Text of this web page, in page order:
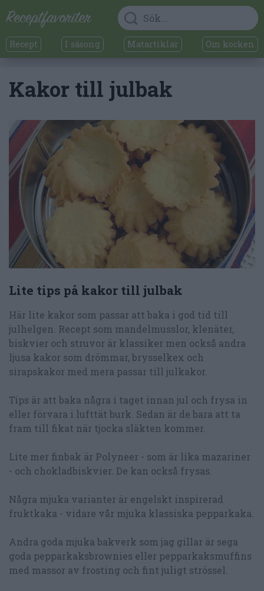
Recept I säsong Matartiklar Om kocken
Kakor till julbak
Lite tips på kakor till julbak
Här lite kakor som passar att baka i god tid till
julhelgen. Recept som mandelmusslor, klenäter,
biskvier och struvor är klassiker men också andra
ljusa kakor som drömmar, brysselkex och
sirapskakor med mera passar till julkakor.
Tips är att baka några i taget innan jul och frysa in
eller förvara i lufttät burk. Sedan är de bara att ta
fram till fikat när tjocka släkten kommer.
Lite mer finbak är Polyneer - som är lika mazariner
- och chokladbiskvier. De kan också frysas.
Några mjuka varianter är engelskt inspirerad
fruktkaka - vidare vår mjuka klassiska pepparkaka.
Andra goda mjuka bakverk som jag gillar är sega
goda pepparkaksbrownies eller pepparkaksmuffins
med massor av frosting och fint juligt strössel.